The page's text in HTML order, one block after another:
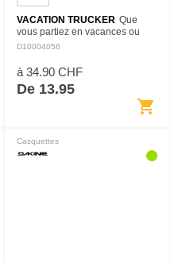
VACATION TRUCKER Que
vous partiez en vacances ou
que vous vous détendiez près
Vacation Trucker est parfaite,
tant pour se relaxer que…
D10004056
à 34.90 CHF
De 13.95
shopping_cart
Casquettes